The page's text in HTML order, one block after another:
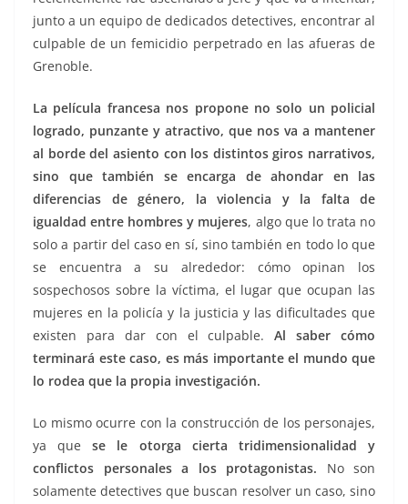
junto a un equipo de dedicados detectives, encontrar al
culpable de un femicidio perpetrado en las afueras de
Grenoble.
La película francesa nos propone no solo un policial
logrado, punzante y atractivo, que nos va a mantener
al borde del asiento con los distintos giros narrativos,
sino que también se encarga de ahondar en las
diferencias de género, la violencia y la falta de
igualdad entre hombres y mujeres, algo que lo trata no
solo a partir del caso en sí, sino también en todo lo que
se encuentra a su alrededor: cómo opinan los
sospechosos sobre la víctima, el lugar que ocupan las
mujeres en la policía y la justicia y las dificultades que
existen para dar con el culpable.Al saber cómo
terminará este caso, es más importante el mundo que
lo rodea que la propia investigación.
Lo mismo ocurre con la construcción de los personajes,
ya quese le otorga cierta tridimensionalidad y
conflictos personales a los protagonistas. No son
solamente detectives que buscan resolver un caso, sino